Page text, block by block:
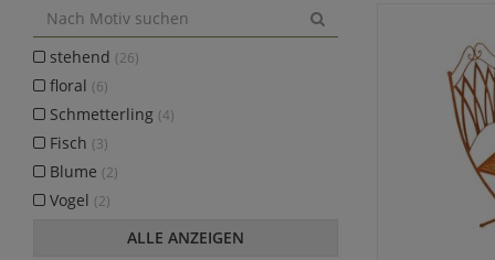
stehend (26)
floral (6)
Schmetterling (4)
Fisch (3)
Blume (2)
Vogel (2)
ALLE ANZEIGEN